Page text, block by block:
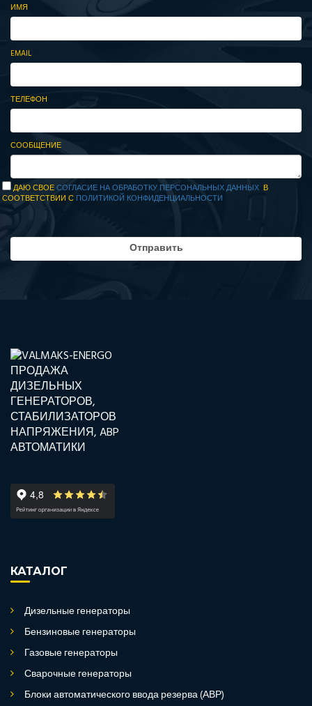
ИМЯ
EMAIL
ТЕЛЕФОН
СООБЩЕНИЕ
ДАЮ СВОЕСОГЛАСИЕ НА ОБРАБОТКУ ПЕРСОНАЛЬНЫХ ДАННЫХ В
СООТВЕТСТВИИ С ПОЛИТИКОЙ КОНФИДЕНЦИАЛЬНОСТИ
КАТАЛОГ
Дизельные генераторы
Бензиновые генераторы
Газовые генераторы
Сварочные генераторы
Блоки автоматического ввода резерва (АВР)